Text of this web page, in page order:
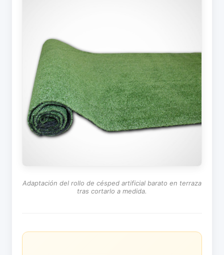
Adaptación del rollo de césped artificial barato en terraza
tras cortarlo a medida.